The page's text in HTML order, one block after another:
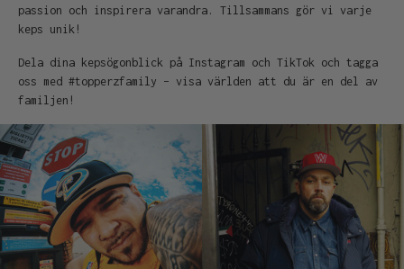
passion och inspirera varandra. Tillsammans gör vi varje
keps unik!
Dela dina kepsögonblick på Instagram och TikTok och tagga
oss med #topperzfamily – visa världen att du är en del av
familjen!